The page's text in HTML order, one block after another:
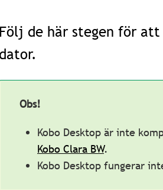
Följ de här stegen för
Obs!
Kobo Desktop är inte
Kobo Clara BW.
Kobo Desktop fungerar